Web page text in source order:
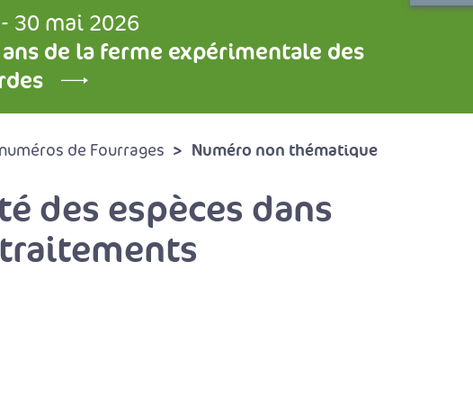
30 mai 2026
de la ferme expérimentale des
de Fourrages Numéro non thématique
des espèces dans